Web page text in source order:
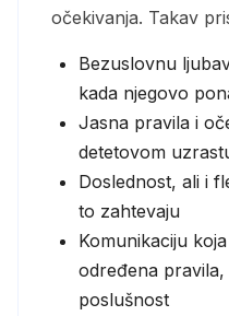
očekivanja. Takav
Bezuslovnu
kada njegovo
Jasna pravila i
detetovom
Doslednost, ali i
to zahtevaju
Komunikaciju
određena
poslušnost